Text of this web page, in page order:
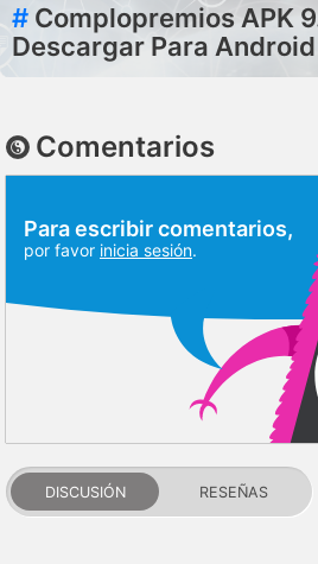
# Complopremios APK
Descargar Para Android
Comentarios
Para escribir comentarios,
por favor inicia sesión.
DISCUSIÓN RESEÑAS